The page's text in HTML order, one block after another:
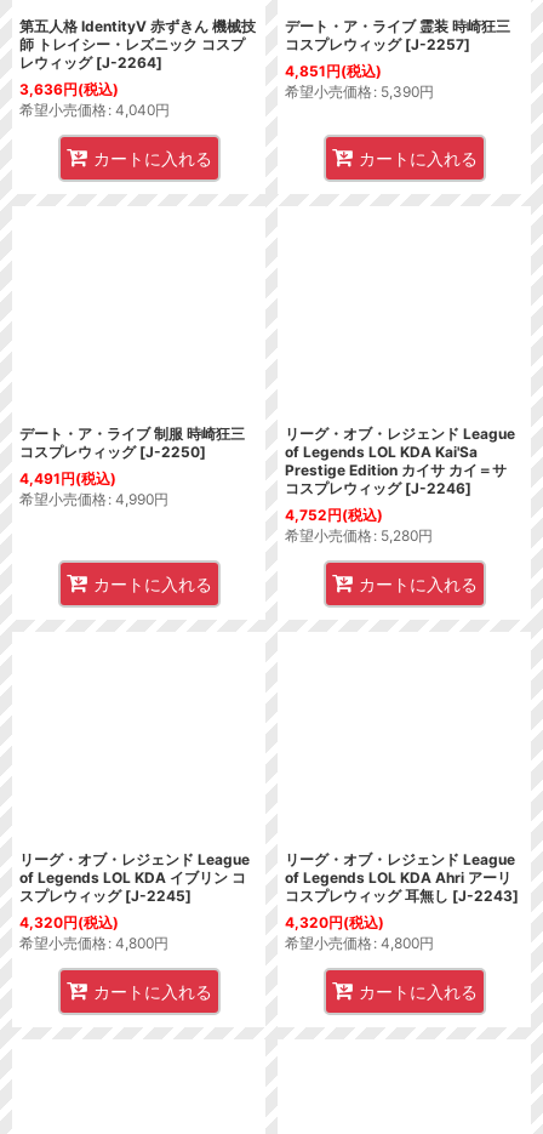
第五人格 IdentityV 赤ずきん 機械技
師 トレイシー・レズニック コスプ
レウィッグ [J-2264]
3,636円(税込)
希望小売価格: 4,040円
カートに入れる
デート・ア・ライブ 霊装 時崎狂三
コスプレウィッグ [J-2257]
4,851円(税込)
希望小売価格: 5,390円
カートに入れる
デート・ア・ライブ 制服 時崎狂三
コスプレウィッグ [J-2250]
4,491円(税込)
希望小売価格: 4,990円
カートに入れる
リーグ・オブ・レジェンド League
of Legends LOL KDA Kai'Sa
Prestige Edition カイサ カイ＝サ
コスプレウィッグ [J-2246]
4,752円(税込)
希望小売価格: 5,280円
カートに入れる
リーグ・オブ・レジェンド League
of Legends LOL KDA イブリン コ
スプレウィッグ [J-2245]
4,320円(税込)
希望小売価格: 4,800円
カートに入れる
リーグ・オブ・レジェンド League
of Legends LOL KDA Ahri アーリ
コスプレウィッグ 耳無し [J-2243]
4,320円(税込)
希望小売価格: 4,800円
カートに入れる